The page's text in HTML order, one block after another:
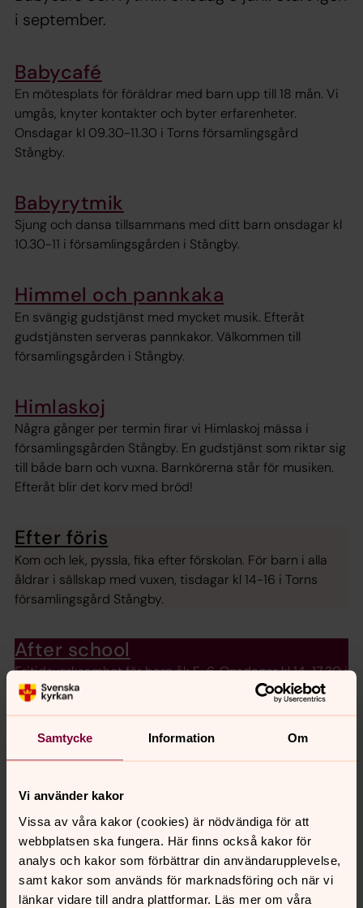
Samtycke Information Om
Vi använder kakor
Vissa av våra kakor (cookies) är nödvändiga för att
webbplatsen ska fungera. Här finns också kakor för
analys och kakor som förbättrar din användarupplevelse,
samt kakor som används för marknadsföring och när vi
länkar vidare till andra plattformar. Läs mer om våra
i september.
Babycafé
En mötesplats för föräldrar med barn upp till 18 mån. Vi
umgås, knyter kontakter och byter erfarenheter.
Onsdagar kl 09.30-11.30 i Torns församlingsgård
Stångby.
Babyrytmik
Sjung och dansa tillsammans med ditt barn onsdagar kl
10.30-11 i församlingsgården i Stångby.
Himmel och pannkaka
En svängig gudstjänst med mycket musik. Efteråt
gudstjänsten serveras pannkakor. Välkommen till
församlingsgården i Stångby.
Himlaskoj
Några gånger per termin firar vi Himlaskoj mässa i
församlingsgården Stångby. En gudstjänst som riktar sig
till både barn och vuxna. Barnkörerna står för musiken.
Efteråt blir det korv med bröd!
Efter föris
Kom och lek, pyssla, fika efter förskolan. För barn i alla
åldrar i sällskap med vuxen, tisdagar kl 14-16 i Torns
församlingsgård Stångby.
After school
Fritidsverksamhet för barn åk F-6. Onsdagar kl 14-17.30 i
Torns församlingsgård i Stångby. Öppet häng efter
och varma mackor.
Stjärnorna är en kör för barn från 9 år. Vi övar onsdagar
kl 16.15-16.45 i Torns församlingsgård i Stångby.
Vårterminen startar v 3.
Aspirantkören